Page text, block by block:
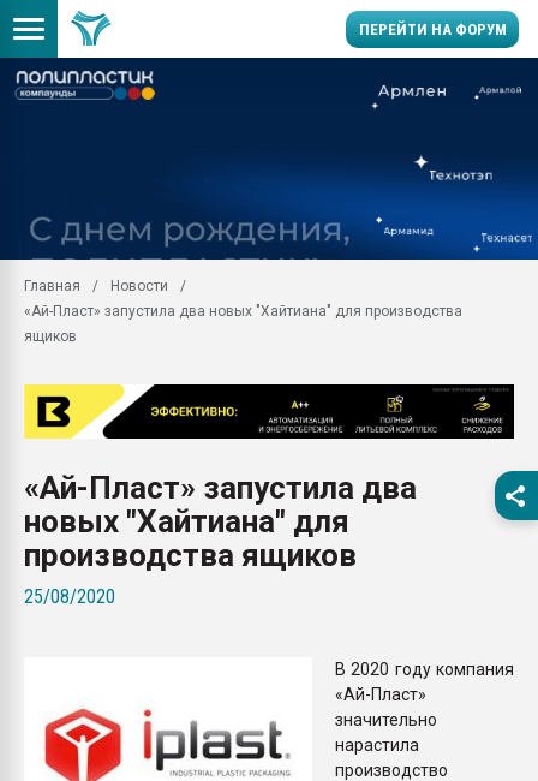
ПЕРЕЙТИ НА ФОРУМ
заводу пластмасс"
28.07.2026
первый план в
28.07.2026
ситуацией на
Главная
Новости
«Ай-Пласт» запустила два новых "Хайтиана" для производства
ящиков
«Ай-Пласт» запустила два
новых "Хайтиана" для
производства ящиков
25/08/2020
В 2020 году компания
«Ай-Пласт»
значительно
нарастила
производство